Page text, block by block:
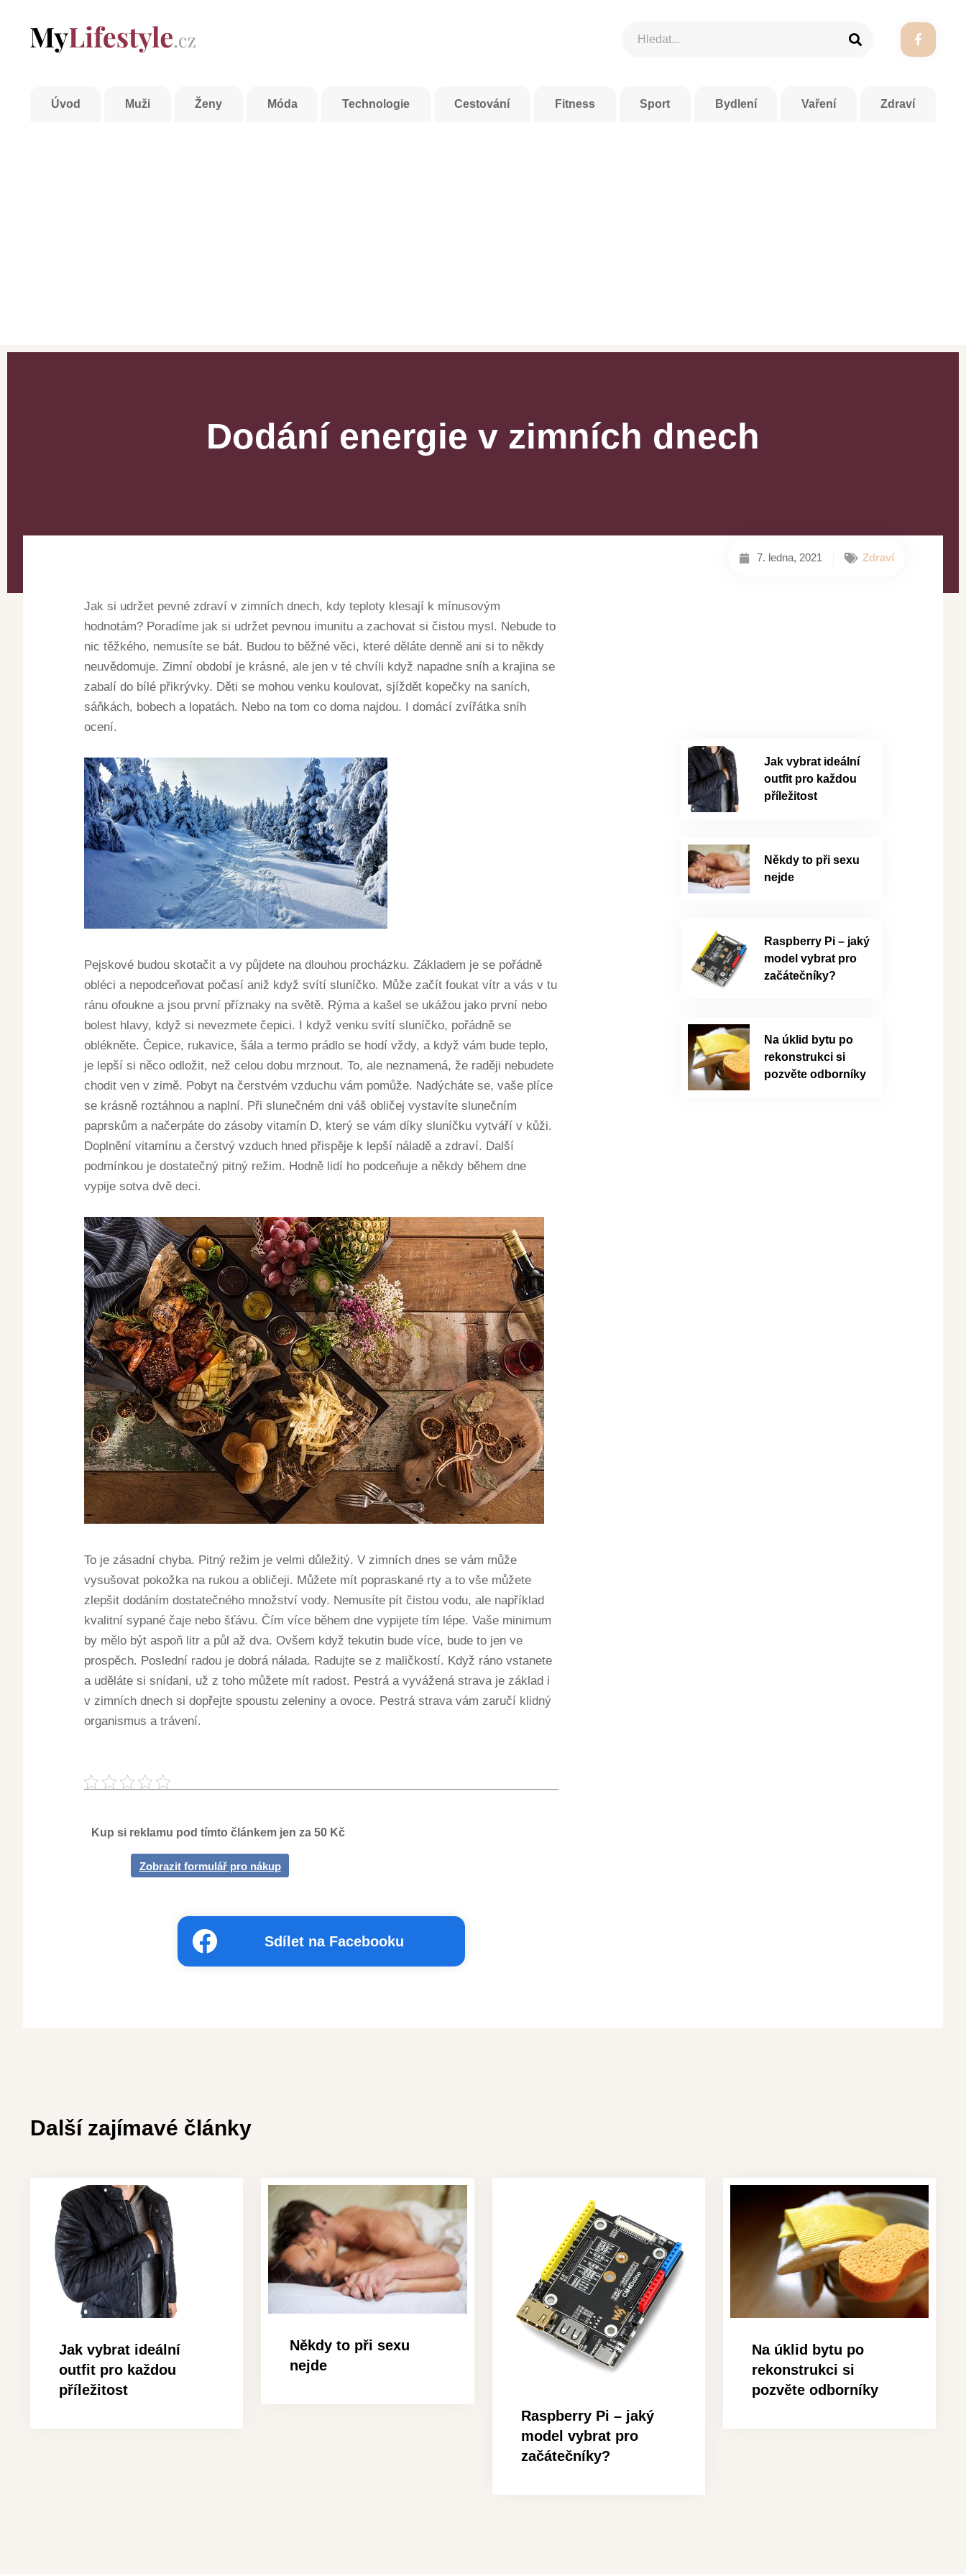
Úvod Muži Ženy Móda Technologie Cestování Fitness Sport Bydlení Vaření Zdraví
Dodání energie v zimních dnech
7. ledna, 2021 Zdraví
Jak si udržet pevné zdraví v zimních dnech, kdy teploty klesají k mínusovým
hodnotám? Poradíme jak si udržet pevnou imunitu a zachovat si čistou mysl. Nebude to
nic těžkého, nemusíte se bát. Budou to běžné věci, které děláte denně ani si to někdy
neuvědomuje. Zimní období je krásné, ale jen v té chvíli když napadne sníh a krajina se
zabalí do bílé přikrývky. Děti se mohou venku koulovat, sjíždět kopečky na saních,
sáňkách, bobech a lopatách. Nebo na tom co doma najdou. I domácí zvířátka sníh
ocení.
Pejskové budou skotačit a vy půjdete na dlouhou procházku. Základem je se pořádně
obléci a nepodceňovat počasí aniž když svítí sluníčko. Může začít foukat vítr a vás v tu
ránu ofoukne a jsou první příznaky na světě. Rýma a kašel se ukážou jako první nebo
bolest hlavy, když si nevezmete čepici. I když venku svítí sluníčko, pořádně se
oblékněte. Čepice, rukavice, šála a termo prádlo se hodí vždy, a když vám bude teplo,
je lepší si něco odložit, než celou dobu mrznout. To, ale neznamená, že raději nebudete
chodit ven v zimě. Pobyt na čerstvém vzduchu vám pomůže. Nadýcháte se, vaše plíce
se krásně roztáhnou a naplní. Při slunečném dni váš obličej vystavíte slunečním
paprskům a načerpáte do zásoby vitamín D, který se vám díky sluníčku vytváří v kůži.
Doplnění vitamínu a čerstvý vzduch hned přispěje k lepší náladě a zdraví. Další
podmínkou je dostatečný pitný režim. Hodně lidí ho podceňuje a někdy během dne
vypije sotva dvě deci.
To je zásadní chyba. Pitný režim je velmi důležitý. V zimních dnes se vám může
vysušovat pokožka na rukou a obličeji. Můžete mít popraskané rty a to vše můžete
zlepšit dodáním dostatečného množství vody. Nemusíte pít čistou vodu, ale například
kvalitní sypané čaje nebo šťávu. Čím více během dne vypijete tím lépe. Vaše minimum
by mělo být aspoň litr a půl až dva. Ovšem když tekutin bude více, bude to jen ve
prospěch. Poslední radou je dobrá nálada. Radujte se z maličkostí. Když ráno vstanete
a uděláte si snídani, už z toho můžete mít radost. Pestrá a vyvážená strava je základ i
v zimních dnech si dopřejte spoustu zeleniny a ovoce. Pestrá strava vám zaručí klidný
organismus a trávení.
Kup si reklamu pod tímto článkem jen za 50 Kč
Zobrazit formulář pro nákup
Sdílet na Facebooku
Jak vybrat ideální
outfit pro každou
příležitost
Někdy to při sexu
nejde
Raspberry Pi – jaký
model vybrat pro
začátečníky?
Na úklid bytu po
rekonstrukci si
pozvěte odborníky
Další zajímavé články
Jak vybrat ideální
outfit pro každou
příležitost
Někdy to při sexu
nejde
Raspberry Pi – jaký
model vybrat pro
začátečníky?
Na úklid bytu po
rekonstrukci si
pozvěte odborníky